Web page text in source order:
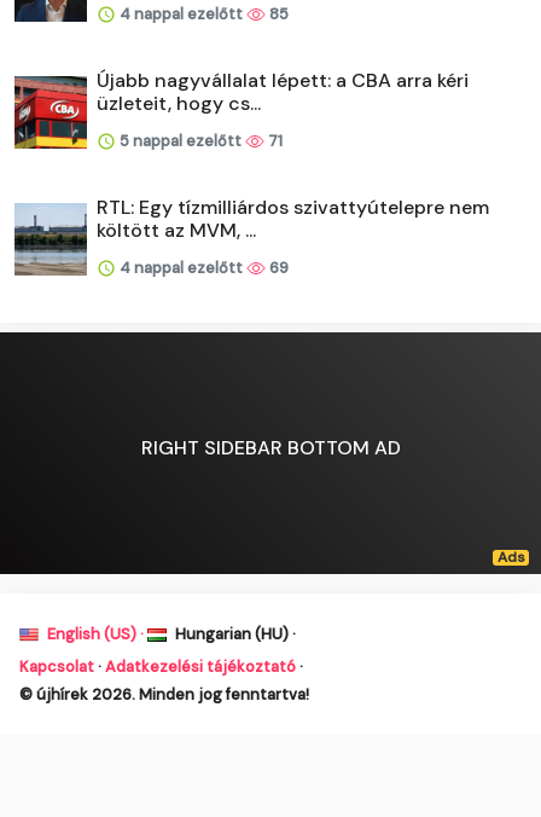
4 nappal ezelőtt 85
Újabb nagyvállalat lépett: a CBA arra kéri
üzleteit, hogy cs...
5 nappal ezelőtt 71
RTL: Egy tízmilliárdos szivattyútelepre nem
költött az MVM, ...
4 nappal ezelőtt 69
RIGHT SIDEBAR BOTTOM AD
English (US) ·
Hungarian (HU) ·
Kapcsolat·Adatkezelési tájékoztató·
© újhírek 2026. Minden jog fenntartva!